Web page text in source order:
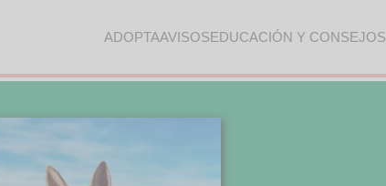
ADOPTAAVISOSEDUCACIÓN Y CONSEJOS